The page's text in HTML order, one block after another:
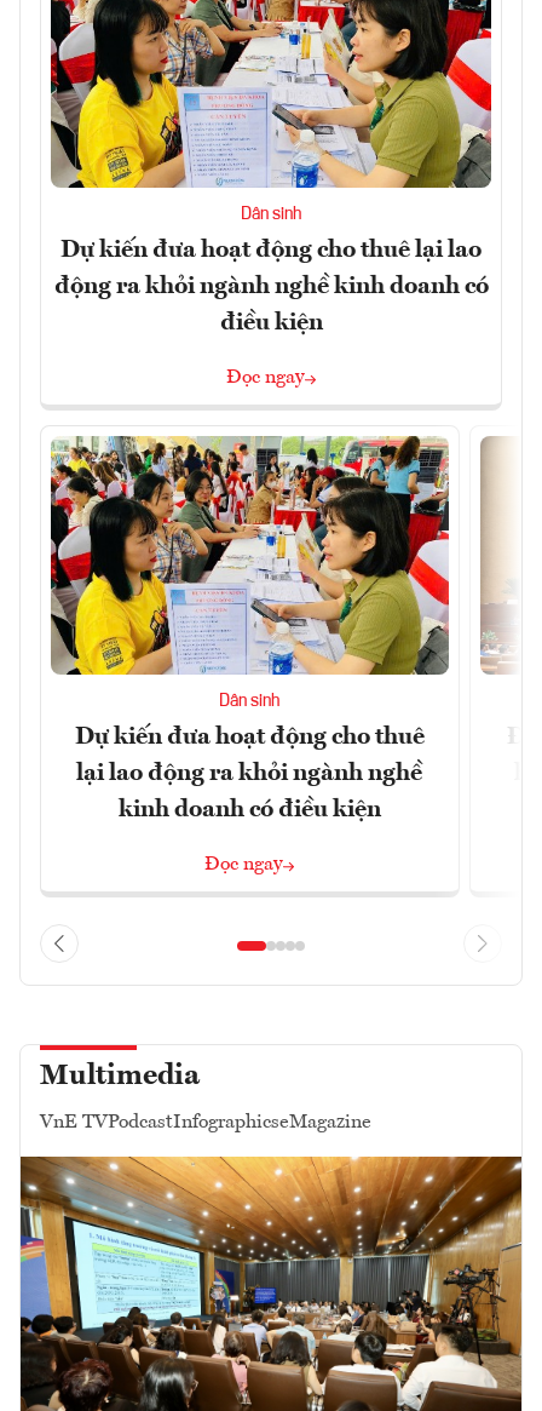
Dân sinh
Dự kiến đưa hoạt động cho thuê lại lao
động ra khỏi ngành nghề kinh doanh có
điều kiện
Đọc ngay
Dân sinh
Dự kiến đưa hoạt động cho thuê
lại lao động ra khỏi ngành nghề
kinh doanh có điều kiện
Đọc ngay
Đề
Multimedia
VnE TVPodcastInfographicseMagazine